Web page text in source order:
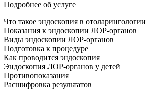
Подробнее об услуге
Что такое эндоскопия в отоларингологии
Показания к эндоскопии ЛОР-органов
Виды эндоскопии ЛОР-органов
Подготовка к процедуре
Как проводится эндоскопия
Эндоскопия ЛОР-органов у детей
Противопоказания
Расшифровка результатов